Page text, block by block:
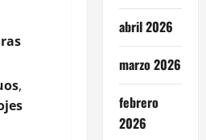
,
abril 2026
marzo 2026
febrero
2026